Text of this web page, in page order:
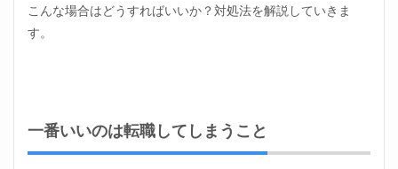
法
しま
うこ
こんな場合はどうすればいいか？対処法を解説していきま
す。
一番いいのは転職してしまうこと